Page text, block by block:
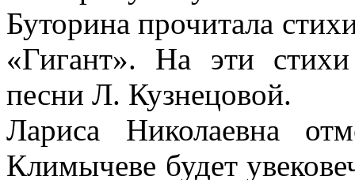
Буторина прочитала
«Гигант». На эти
песни Л. Кузнецовой.
Лариса Николаевна
Климычеве будет